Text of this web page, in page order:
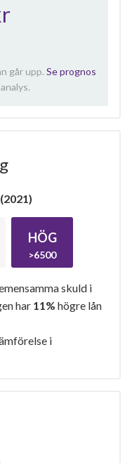
går upp. Se prognos
HÖG
>6500
skuld i
har 11% högre lån
i